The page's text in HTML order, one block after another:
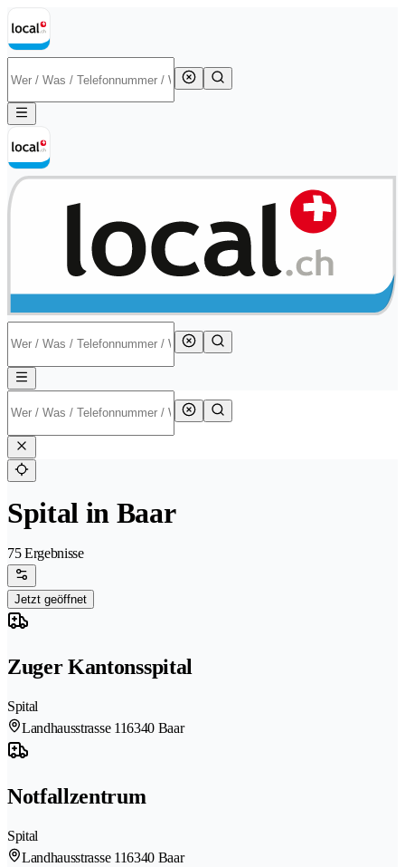
Spital in Baar
75 Ergebnisse
Jetzt geöffnet
Zuger Kantonsspital
Spital
Landhausstrasse 116340 Baar
Notfallzentrum
Spital
Landhausstrasse 116340 Baar